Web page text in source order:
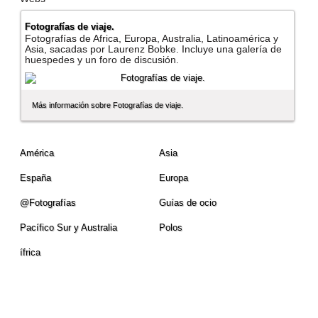
Fotografí­as de viaje.
Fotografí­as de Africa, Europa, Australia, Latinoamérica y
Asia, sacadas por Laurenz Bobke. Incluye una galerí­a de
huespedes y un foro de discusión.
Más información sobre Fotografí­as de viaje.
América Asia
España Europa
@Fotografí­as Guí­as de ocio
Pací­fico Sur y Australia Polos
ífrica